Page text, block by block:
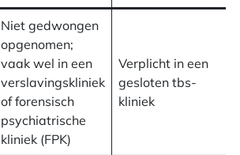
Niet gedwongen
opgenomen;
vaak wel in een
verslavingskliniek
of forensisch
psychiatrische
kliniek (FPK)
Verplicht in een
gesloten tbs-
kliniek